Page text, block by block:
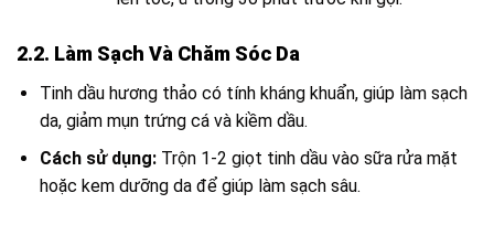
2.2. Làm Sạch Và Chăm Sóc Da
Tinh dầu hương thảo có tính kháng khuẩn, giúp làm sạch
da, giảm mụn trứng cá và kiềm dầu.
Cách sử dụng:Trộn 1-2 giọt tinh dầu vào sữa rửa mặt
hoặc kem dưỡng da để giúp làm sạch sâu.